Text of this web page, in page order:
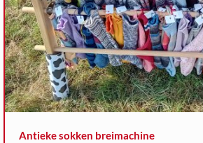
Antieke sokken breimachine